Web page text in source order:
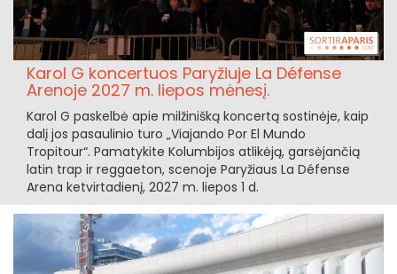
Karol G koncertuos Paryžiuje La Défense
Arenoje 2027 m. liepos mėnesį.
Karol G paskelbė apie milžinišką koncertą sostinėje, kaip
dalį jos pasaulinio turo „Viajando Por El Mundo
Tropitour“. Pamatykite Kolumbijos atlikėją, garsėjančią
latin trap ir reggaeton, scenoje Paryžiaus La Défense
Arena ketvirtadienį, 2027 m. liepos 1 d.